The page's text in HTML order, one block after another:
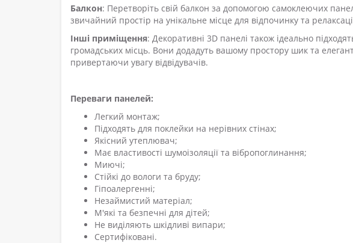
Балкон: Перетворіть свій балкон за допомогою самоклеючих
звичайний простір на унікальне місце для відпочинку та
Інші приміщення: Декоративні 3D панелі також ідеально
громадських місць. Вони додадуть вашому простору шик та
привертаючи увагу відвідувачів.
Переваги панелей:
Легкий монтаж;
Підходять для поклейки на нерівних стінах;
Якісний утеплювач;
Має властивості шумоізоляції та вібропоглинання;
Миючі;
Стійкі до вологи та бруду;
Гіпоалергенні;
Незаймистий матеріал;
М'які та безпечні для дітей;
Не виділяють шкідливі випари;
Сертифіковані.